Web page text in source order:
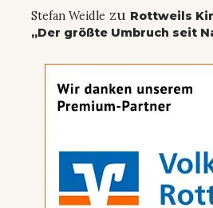
Stefan Weidle zu Rottweils
„Der größte Umbruch seit